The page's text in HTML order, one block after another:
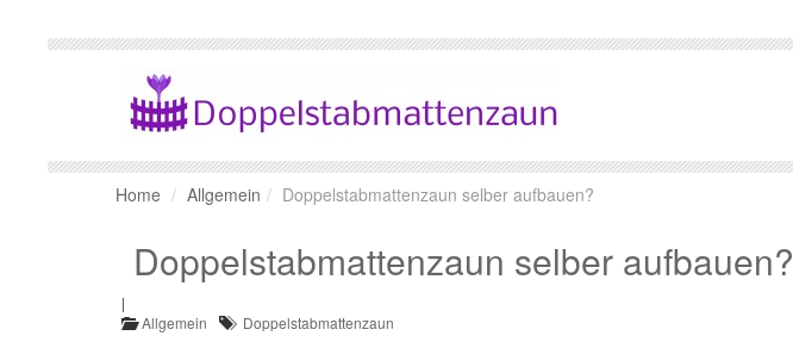
Home Allgemein Doppelstabmattenzaun selber aufbauen?
Doppelstabmattenzaun selber aufbauen?
|
Allgemein
Doppelstabmattenzaun